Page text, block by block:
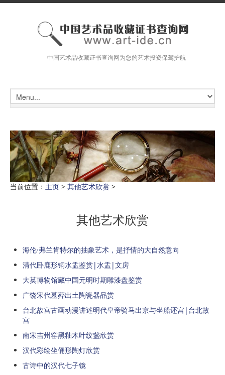
中国艺术品收藏证书查询网为您的艺术投资保驾护航
当前位置： 主页 > 其他艺术欣赏 >
其他艺术欣赏
海伦·弗兰肯特尔的抽象艺术，是抒情的大自然意向
清代卧鹿形铜水盂鉴赏|水盂|文房
大英博物馆藏中国元明时期雕漆盘鉴赏
广饶宋代墓葬出土陶瓷器品赏
台北故宫古画动漫讲述明代皇帝骑马出京与坐船还宫|台北故
宫
南宋吉州窑黑釉木叶纹盏欣赏
汉代彩绘坐俑形陶灯欣赏
古诗中的汉代七子镜